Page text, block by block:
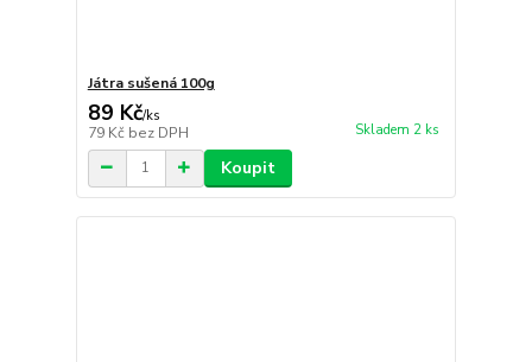
Játra sušená 100g
89 Kč/ks
79 Kč bez DPH Skladem 2 ks
Koupit